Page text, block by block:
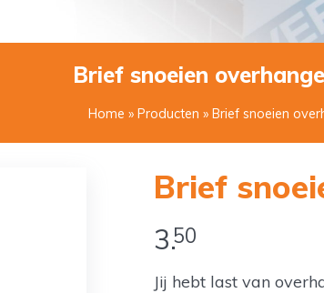
Brief snoeien
Home » Producten » Brief snoeien
Brief
3.50
Jij hebt last van